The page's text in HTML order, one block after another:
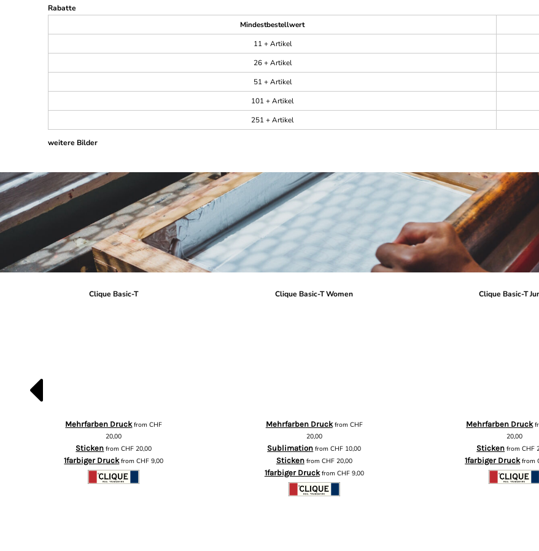
Rabatte
Mindestbestellwert
11 + Artikel
26 + Artikel
51 + Artikel
101 + Artikel
251 + Artikel
weitere Bilder
Clique Basic-T
Mehrfarben DruckfromCHF
20,00
Sticken fromCHF 20,00
1farbiger DruckfromCHF 9,00
Clique Basic-T Women
Mehrfarben Druckfrom CHF
20,00
Sublimation fromCHF 10,00
Stickenfrom CHF20,00
1farbiger Druckfrom CHF9,00
Clique Basic-T
Mehrfarben Druck
20,00
Sticken fromCHF
1farbiger Druckfrom